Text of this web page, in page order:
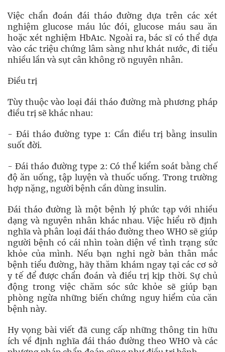
Việc chẩn đoán đái tháo đường dựa trên các xét
nghiệm glucose máu lúc đói, glucose máu sau ăn
hoặc xét nghiệm HbA1c. Ngoài ra, bác sĩ có thể dựa
vào các triệu chứng lâm sàng như khát nước, đi tiểu
nhiều lần và sụt cân không rõ nguyên nhân.
Điều trị
Tùy thuộc vào loại đái tháo đường mà phương pháp
điều trị sẽ khác nhau:
- Đái tháo đường type 1: Cần điều trị bằng insulin
suốt đời.
- Đái tháo đường type 2: Có thể kiểm soát bằng chế
độ ăn uống, tập luyện và thuốc uống. Trong trường
hợp nặng, người bệnh cần dùng insulin.
Đái tháo đường là một bệnh lý phức tạp với nhiều
dạng và nguyên nhân khác nhau. Việc hiểu rõ định
nghĩa và phân loại đái tháo đường theo WHO sẽ giúp
người bệnh có cái nhìn toàn diện về tình trạng sức
khỏe của mình. Nếu bạn nghi ngờ bản thân mắc
bệnh tiểu đường, hãy thăm khám ngay tại các cơ sở
y tế để được chẩn đoán và điều trị kịp thời. Sự chủ
động trong việc chăm sóc sức khỏe sẽ giúp bạn
phòng ngừa những biến chứng nguy hiểm của căn
bệnh này.
Hy vọng bài viết đã cung cấp những thông tin hữu
ích về định nghĩa đái tháo đường theo WHO và các